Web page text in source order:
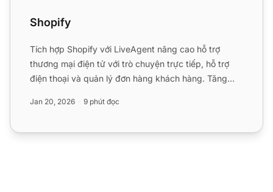
Shopify
Tích hợp Shopify với LiveAgent nâng cao hỗ trợ
thương mại điện tử với trò chuyện trực tiếp, hỗ trợ
điện thoại và quản lý đơn hàng khách hàng. Tăng
Jan 20, 2026 9 phút đọc